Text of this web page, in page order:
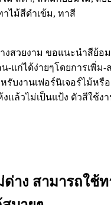
งสวยงาม ขอแนะนำสีย้อม
-แก่ได้ง่ายๆโดยการเพิ่ม-
บงานเฟอร์นิเจอร์ไม้หรือ
แล้วไม่เป็นแป้ง ตัวสีใช้ง
ด่าง สามารถใช้